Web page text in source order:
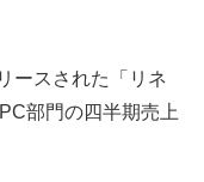
ースされた「リネ
部門の四半期売上